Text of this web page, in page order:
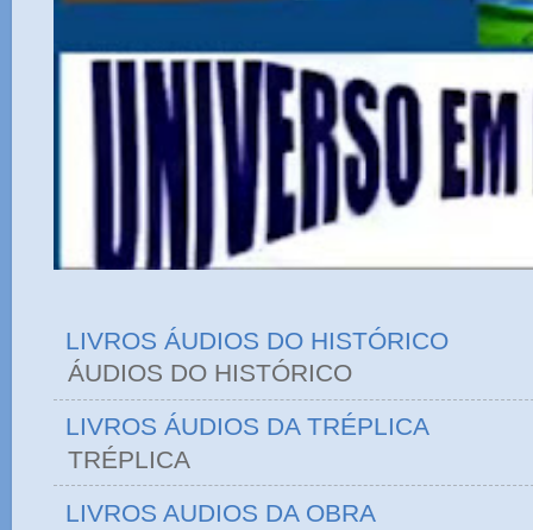
LIVROS ÁUDIOS DO HISTÓRICO
ÁUDIOS DO
LIVROS ÁUDIOS DA TRÉPLICA
TRÉPLICA
LIVROS AUDIOS DA OBRA